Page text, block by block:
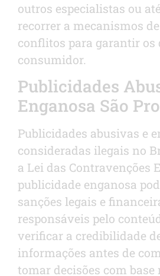
outros especialistas ou
recorrer a mecanismos
conflitos para garantir os
consumidor.
Publicidades
Enganosa São
Publicidades abusivas e
consideradas ilegais no
a Lei das Contravenções
publicidade enganosa
sanções legais e
responsáveis pelo
verificar a credibilidade
informações antes de
tomar decisões com base